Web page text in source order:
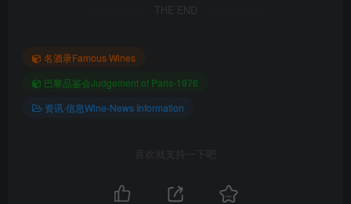
THE END
名酒录Famous Wines
巴黎品鉴会Judgement of Paris-1976
资讯·信息Wine-News Information
喜欢就支持一下吧